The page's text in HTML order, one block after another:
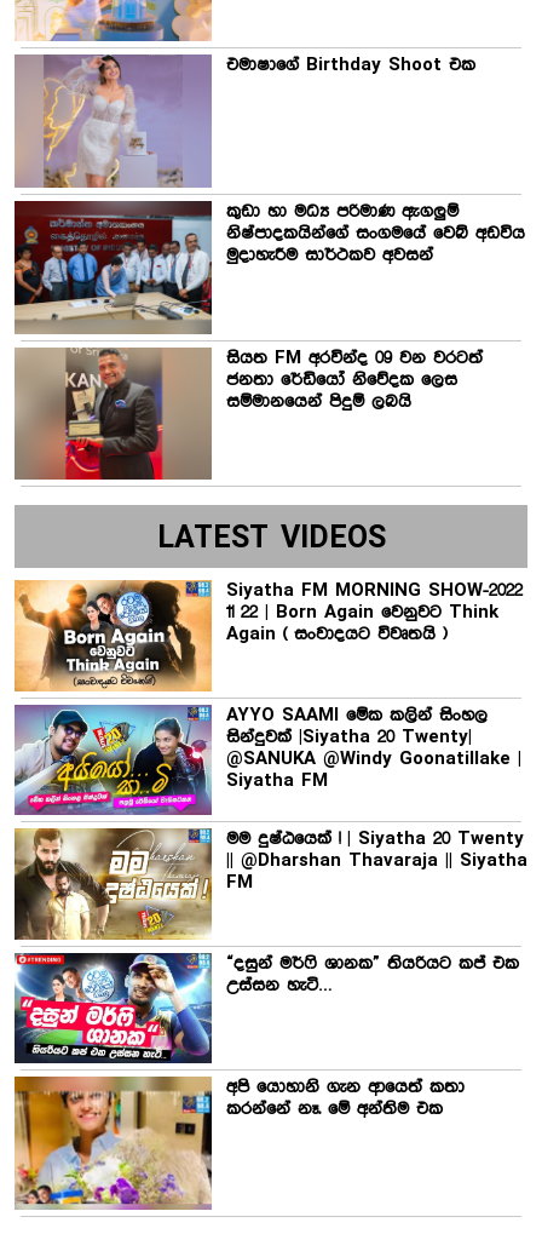
එමාෂාගේ Birthday Shoot එක
කුඩා හා මධ්‍ය පරිමාණ ඇගලුම්
නිෂ්පාදකයින්ගේ සංගමයේ වෙබ් අඩවිය
මුදාහැරීම සාර්ථකව අවසන්
සියත FM අරවින්ද 09 වන වරටත්
ජනතා රේඩියෝ නිවේදක ලෙස
සම්මානයෙන් පිදුම් ලබයි
LATEST VIDEOS
Siyatha FM MORNING SHOW-2022
11 22 | Born Again වෙනුවට Think
Again ( සංවාදයට විවෘතයි )
AYYO SAAMI මේක කලින් සිංහල
සින්දුවක් |Siyatha 20 Twenty|
@SANUKA @Windy Goonatillake |
Siyatha FM
මම දුෂ්ඨයෙක් ! | Siyatha 20 Twenty
|| @Dharshan Thavaraja || Siyatha
FM
“දසුන් මර්ෆි ශානක” තියරියට කප් එක
උස්සන හැටි…
අපි යොහානි ගැන ආයෙත් කතා
කරන්නේ නෑ. මේ අන්තිම එක